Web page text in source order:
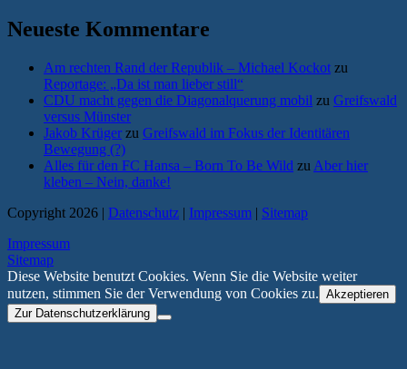
Neueste Kommentare
Am rechten Rand der Republik – Michael Kockot zu
Reportage: „Da ist man lieber still“
CDU macht gegen die Diagonalquerung mobil zu Greifswald
versus Münster
Jakob Krüger zu Greifswald im Fokus der Identitären
Bewegung (?)
Alles für den FC Hansa – Born To Be Wild zu Aber hier
kleben – Nein, danke!
Copyright 2026 | Datenschutz | Impressum | Sitemap
Impressum
Sitemap
Diese Website benutzt Cookies. Wenn Sie die Website weiter
nutzen, stimmen Sie der Verwendung von Cookies zu. Akzeptieren
Zur Datenschutzerklärung